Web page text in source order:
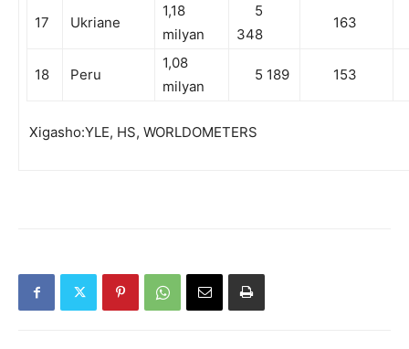
17 Ukriane
1,18
milyan
5
348
163
18 Peru
1,08
milyan
5 189 153
Xigasho:YLE, HS, WORLDOMETERS